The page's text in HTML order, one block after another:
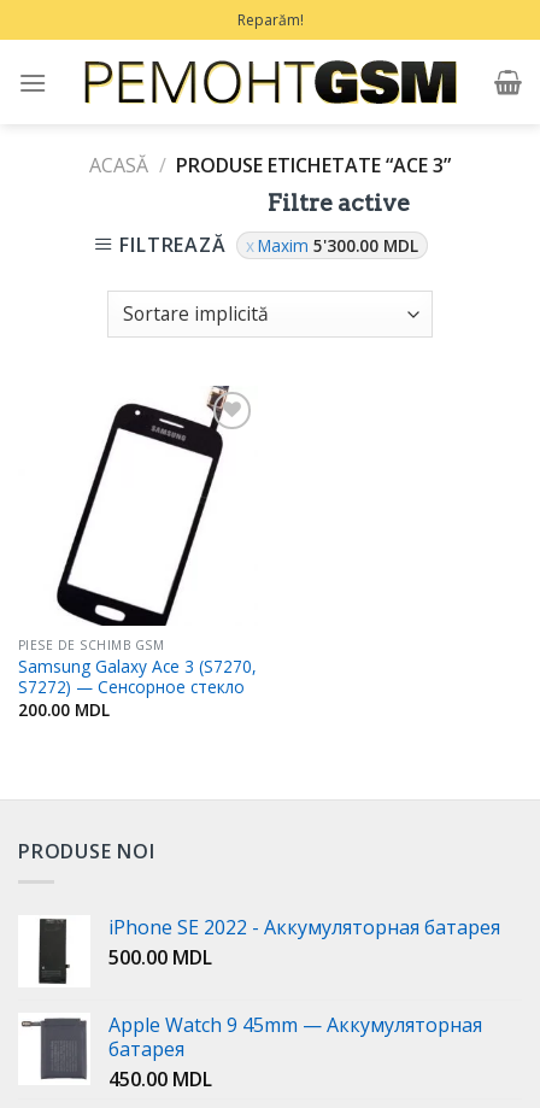
la
conținut
Reparăm!
ACASĂ / PRODUSE ETICHETATE “ACE 3”
FILTREAZĂ
Filtre active
Maxim5'300.00 MDL
Adaugă
în
Favorite
PIESE DE SCHIMB GSM
Samsung Galaxy Ace 3 (S7270,
S7272) — Сенсорное стекло
200.00 MDL
PRODUSE NOI
iPhone SE 2022 - Аккумуляторная батарея
500.00 MDL
Apple Watch 9 45mm — Аккумуляторная
батарея
450.00 MDL